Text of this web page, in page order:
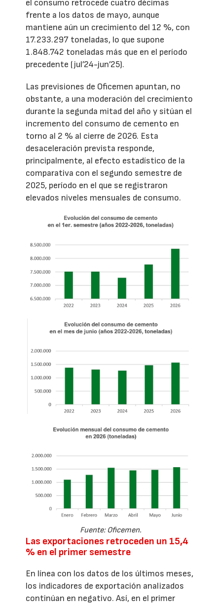
el consumo retrocede cuatro décimas
frente a los datos de mayo, aunque
mantiene aún un crecimiento del 12 %, con
17.233.297 toneladas, lo que supone
1.848.742 toneladas más que en el período
precedente (jul’24-jun’25).
Las previsiones de Oficemen apuntan, no
obstante, a una moderación del crecimiento
durante la segunda mitad del año y sitúan el
incremento del consumo de cemento en
torno al 2 % al cierre de 2026. Esta
desaceleración prevista responde,
principalmente, al efecto estadístico de la
comparativa con el segundo semestre de
2025, período en el que se registraron
elevados niveles mensuales de consumo.
Fuente: Oficemen.
Las exportaciones retroceden un 15,4
% en el primer semestre
En línea con los datos de los últimos meses,
los indicadores de exportación analizados
continúan en negativo. Así, en el primer